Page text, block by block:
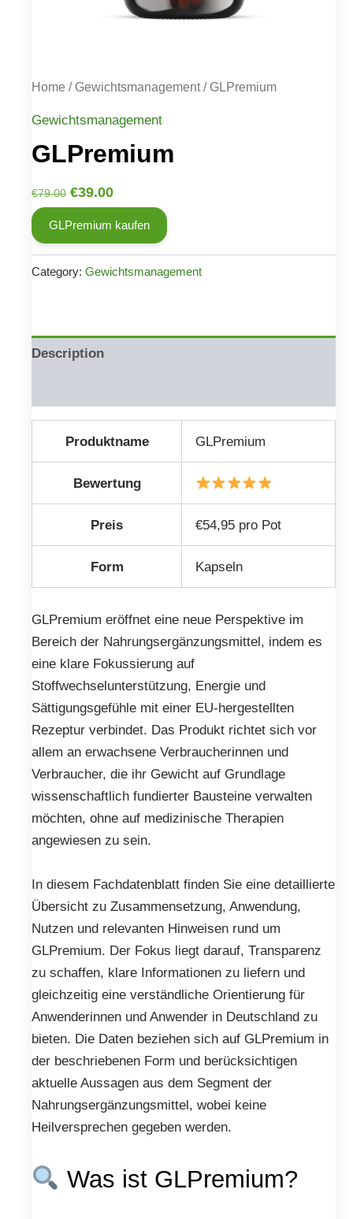
Home / Gewichtsmanagement/ GLPremium
Gewichtsmanagement
GLPremium
€79.00 Original
€39.00Current
GLPremium kaufen
Category: Gewichtsmanagement
Description
Produktname GLPremium
Bewertung
Preis €54,95 pro Pot
Form Kapseln
GLPremium eröffnet eine neue Perspektive im
Bereich der Nahrungsergänzungsmittel, indem es
eine klare Fokussierung auf
Stoffwechselunterstützung, Energie und
Sättigungsgefühle mit einer EU-hergestellten
Rezeptur verbindet. Das Produkt richtet sich vor
allem an erwachsene Verbraucherinnen und
Verbraucher, die ihr Gewicht auf Grundlage
wissenschaftlich fundierter Bausteine verwalten
möchten, ohne auf medizinische Therapien
angewiesen zu sein.
In diesem Fachdatenblatt finden Sie eine detaillierte
Übersicht zu Zusammensetzung, Anwendung,
Nutzen und relevanten Hinweisen rund um
GLPremium. Der Fokus liegt darauf, Transparenz
zu schaffen, klare Informationen zu liefern und
gleichzeitig eine verständliche Orientierung für
Anwenderinnen und Anwender in Deutschland zu
bieten. Die Daten beziehen sich auf GLPremium in
der beschriebenen Form und berücksichtigen
aktuelle Aussagen aus dem Segment der
Nahrungsergänzungsmittel, wobei keine
Heilversprechen gegeben werden.
Was ist GLPremium?